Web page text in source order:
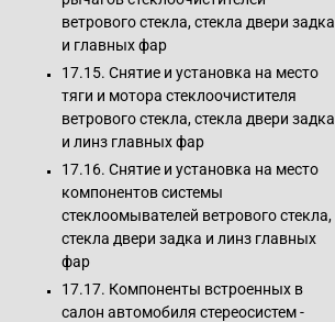
ветрового стекла, стекла двери задка
и главных фар
17.15. Снятие и установка на место
тяги и мотора стеклоочистителя
ветрового стекла, стекла двери задка
и линз главных фар
17.16. Снятие и установка на место
компонентов системы
стеклоомывателей ветрового стекла,
стекла двери задка и линз главных
фар
17.17. Компоненты встроенных в
салон автомобиля стереосистем -